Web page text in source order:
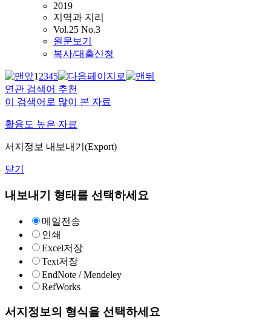
2019
지역과 지리
Vol.25 No.3
원문보기
복사/대출신청
12345
연관 검색어 추천
이 검색어로 많이 본 자료
활용도 높은 자료
서지정보 내보내기(Export)
닫기
내보내기 형태를 선택하세요
메일전송
인쇄
Excel저장
Text저장
EndNote / Mendeley
RefWorks
서지정보의 형식을 선택하세요